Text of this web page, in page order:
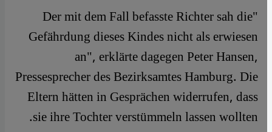
"Der mit dem Fall befasste Richter sah die
Gefährdung dieses Kindes nicht als erwiesen
an", erklärte dagegen Peter Hansen,
Pressesprecher des Bezirksamtes Hamburg. Die
Eltern hätten in Gesprächen widerrufen, dass
sie ihre Tochter verstümmeln lassen wollten.